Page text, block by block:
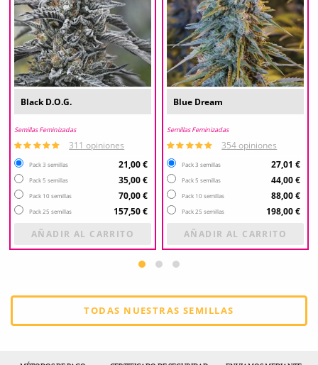
Black D.O.G.
Semillas Feminizadas
311 opiniones
Pack 3 semillas 21,00 €
Pack 5 semillas 35,00 €
Pack 10 semillas 70,00 €
Pack 25 semillas
157,50 €
AÑADIR AL CARRITO
Blue Dream
Semillas Feminizadas
354 opiniones
Pack 3 semillas 27,01 €
Pack 5 semillas 44,00 €
Pack 10 semillas 88,00 €
Pack 25 semillas
198,00 €
AÑADIR AL CARRITO
TODAS NUESTRAS SEMILLAS